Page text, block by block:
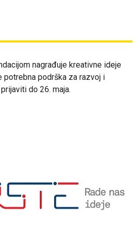
nagrađuje kreativne ideje
potrebna podrška za razvoj i
do 26. maja.